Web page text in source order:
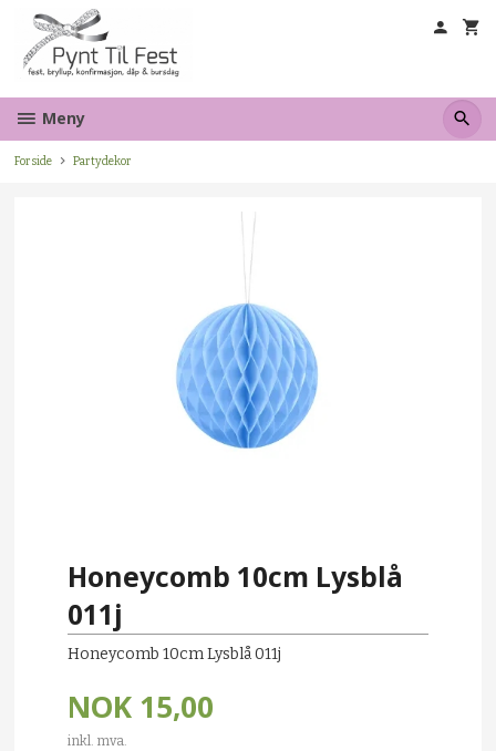
innholdet
Meny
Forside Partydekor
Honeycomb 10cm Lysblå
011j
Honeycomb 10cm Lysblå 011j
NOK 15,00
inkl. mva.